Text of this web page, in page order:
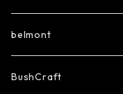
belmont
BushCraft